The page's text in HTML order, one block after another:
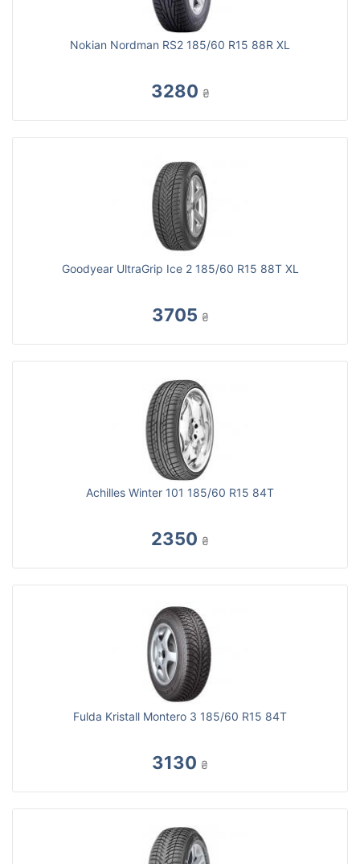
Nokian Nordman RS2 185/60 R15 88R XL
3280 ₴
Goodyear UltraGrip Ice 2 185/60 R15 88T XL
3705 ₴
Achilles Winter 101 185/60 R15 84T
2350 ₴
Fulda Kristall Montero 3 185/60 R15 84T
3130 ₴